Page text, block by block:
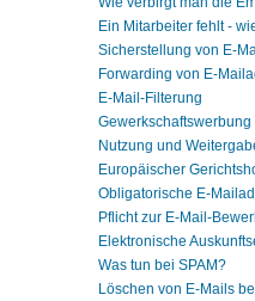
Ein Mitarbeiter fehlt -
Sicherstellung von E-
Forwarding von E-
E-Mail-Filterung
Nutzung und
Europäischer
Obligatorische E-
Pflicht zur E-Mail-
Elektronische
Was tun bei SPAM?
Löschen von E-Mails